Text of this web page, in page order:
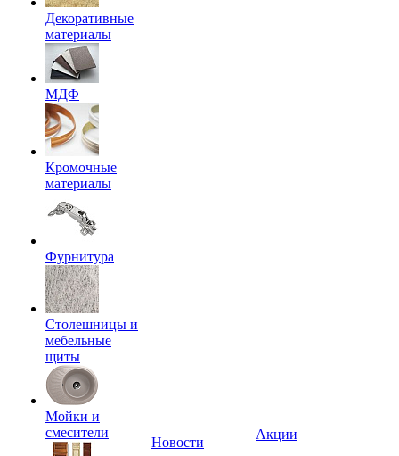
Декоративные
материалы
МДФ
Кромочные
материалы
Фурнитура
Столешницы и
мебельные
щиты
Мойки и
смесители
Новости
Акции